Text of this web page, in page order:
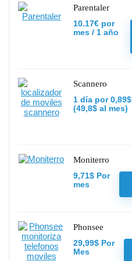
Parentaler
10.17€ por
mes / 1 año
Scannero
1 día por 0,89$
(49,8$ al mes)
Moniterro
9,71$ Por
mes
Phonsee
29,99$ Por
Mes